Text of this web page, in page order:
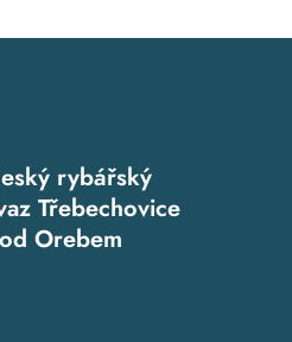
rybářský
Třebechovice
Orebem